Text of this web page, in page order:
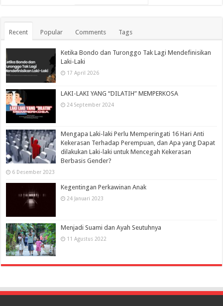
Recent Popular Comments Tags
Ketika Bondo dan Turonggo Tak Lagi Mendefinisikan
Laki-Laki
17 April 2026
LAKI-LAKI YANG “DILATIH” MEMPERKOSA
24 September 2024
Mengapa Laki-laki Perlu Memperingati 16 Hari Anti
Kekerasan Terhadap Perempuan, dan Apa yang Dapat
dilakukan Laki-laki untuk Mencegah Kekerasan
Berbasis Gender?
6 Desember 2023
Kegentingan Perkawinan Anak
24 Januari 2023
Menjadi Suami dan Ayah Seutuhnya
11 Agustus 2022